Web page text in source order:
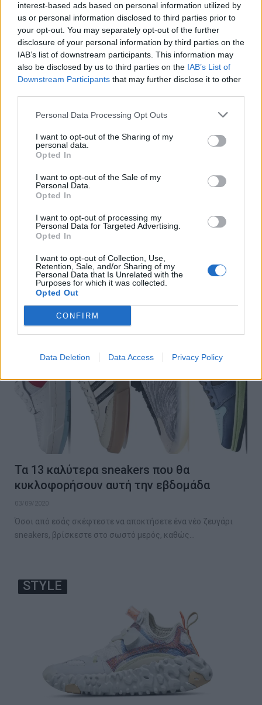
interest-based ads based on personal information utilized by
us or personal information disclosed to third parties prior to
your opt-out. You may separately opt-out of the further
disclosure of your personal information by third parties on the
IAB’s list of downstream participants. This information may
also be disclosed by us to third parties on the IAB’s List of
Downstream Participants that may further disclose it to other
Personal Data Processing Opt Outs
I want to opt-out of the Sharing of my
personal data.
Opted In
I want to opt-out of the Sale of my
Personal Data.
Opted In
I want to opt-out of processing my
Personal Data for Targeted Advertising.
Opted In
I want to opt-out of Collection, Use,
Retention, Sale, and/or Sharing of my
Personal Data that Is Unrelated with the
Purposes for which it was collected.
Opted Out
CONFIRM
Data Deletion Data Access Privacy Policy
STYLE
10+1 sneakers που δεν πρέπει να χάσετε
10/09/2020
νέα sneakers, τα περισσότερα από τα οποία γίνονται…
STYLE
Τα 13 καλύτερα sneakers που θα
κυκλοφορήσουν αυτή την εβδομάδα
03/09/2020
Όσοι από εσάς σκέφτεστε να αποκτήσετε ένα νέο ζευγάρι
sneakers, βρίσκεστε στο σωστό μερός, καθώς…
STYLE